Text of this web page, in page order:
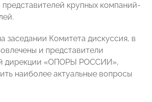
крупных компаний-
заседании Комитета дискуссия, в
и представители
дирекции «ОПОРЫ РОССИИ»,
наиболее актуальные вопросы